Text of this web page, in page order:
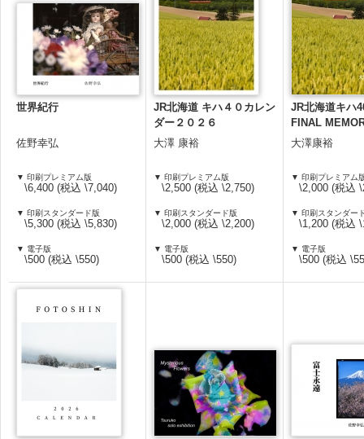
世界紀行
佐野幸弘
▼ 印刷プレミアム版
\6,400 (税込 \7,040)
▼ 印刷スタンダード版
\5,300 (税込 \5,830)
▼ 電子版
\500 (税込 \550)
JR北海道 キハ４０カレン
ダー２０２６
大澤 康裕
▼ 印刷プレミアム版
\2,500 (税込 \2,750)
▼ 印刷スタンダード版
\2,000 (税込 \2,200)
▼ 電子版
\500 (税込 \550)
JR北海道キ
FINAL
大澤康裕
▼ 印刷プレミアム
\2,000 (税込
▼ 印刷スタンダー
\1,200 (税込
▼ 電子版
\500 (税込